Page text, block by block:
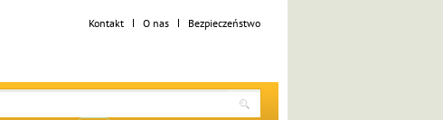
Kontakt O nas Bezpieczeństwo